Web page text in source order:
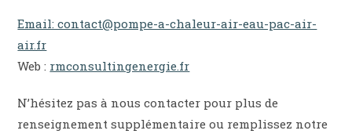
Email: contact@pompe-a-chaleur-air-eau-pac-air-
air.fr
Web : rmconsultingenergie.fr
N’hésitez pas à nous contacter pour plus de
renseignement supplémentaire ou remplissez notre